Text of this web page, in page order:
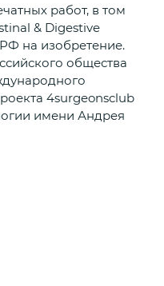
работ, в том
& Digestive
на изобретение.
общества
4surgeonsclub
имени Андрея